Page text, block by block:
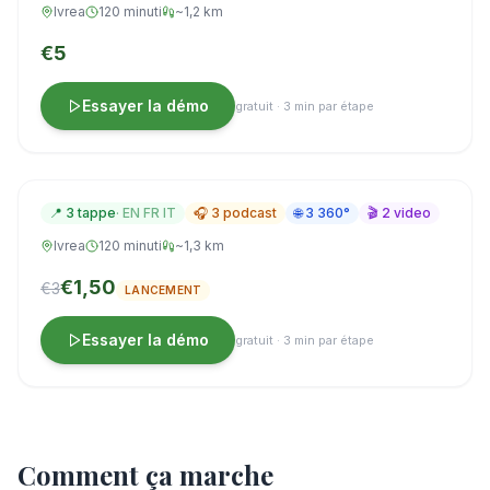
Ivrea
120 minuti ~1,2 km
€5
Essayer la démo gratuit · 3 min par étape
Audio IT · EN · FR
Le roi Arduin : le dernier roi d'Italie
📍 3 tappe· EN FR IT 🎧 3 podcast 🌐3 360° 🎬 2 video
Ivrea
120 minuti ~1,3 km
€3€1,50 LANCEMENT
Essayer la démo gratuit · 3 min par étape
Comment ça marche